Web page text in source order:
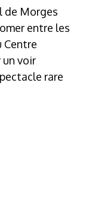
de Morges
entre les
Centre
un voir
rare